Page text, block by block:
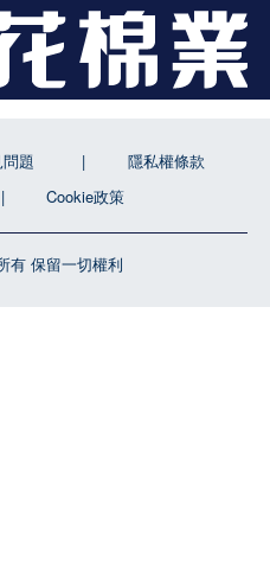
有 保留一切權利
題
隱私權條款
Cookie政策